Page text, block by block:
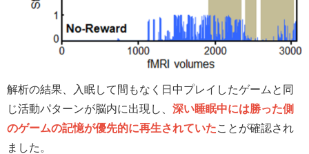
解析の結果、入眠して間もなく日中プレイしたゲームと同
じ活動パターンが脳内に出現し、 深い睡眠中には勝った側
のゲームの記憶が優先的に再生されていたことが確認され
ました。